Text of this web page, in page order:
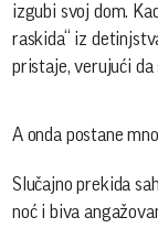
izgubi svoj dom.
raskida“ iz
pristaje, verujući
A onda postane
Slučajno prekida
noć i biva